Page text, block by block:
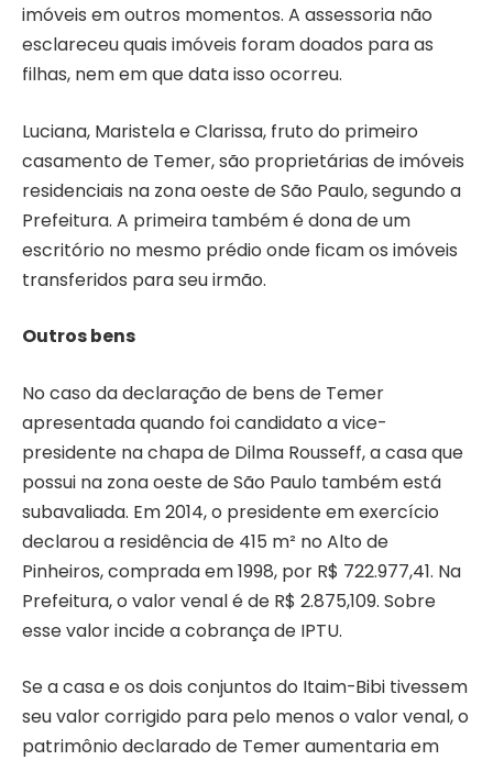
imóveis em outros momentos. A assessoria não
esclareceu quais imóveis foram doados para as
filhas, nem em que data isso ocorreu.
Luciana, Maristela e Clarissa, fruto do primeiro
casamento de Temer, são proprietárias de imóveis
residenciais na zona oeste de São Paulo, segundo a
Prefeitura. A primeira também é dona de um
escritório no mesmo prédio onde ficam os imóveis
transferidos para seu irmão.
Outros bens
No caso da declaração de bens de Temer
apresentada quando foi candidato a vice-
presidente na chapa de Dilma Rousseff, a casa que
possui na zona oeste de São Paulo também está
subavaliada. Em 2014, o presidente em exercício
declarou a residência de 415 m² no Alto de
Pinheiros, comprada em 1998, por R$ 722.977,41. Na
Prefeitura, o valor venal é de R$ 2.875,109. Sobre
esse valor incide a cobrança de IPTU.
Se a casa e os dois conjuntos do Itaim-Bibi tivessem
seu valor corrigido para pelo menos o valor venal, o
patrimônio declarado de Temer aumentaria em